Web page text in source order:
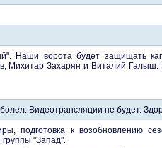
Наши ворота будет защищать
Михитар Захарян и Виталий
Видеотрансляции не будет.
подготовка к возобновлению
группы "Запад".